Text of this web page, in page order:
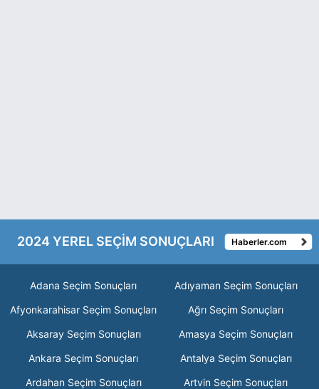
2024 YEREL SEÇİM SONUÇLARI Haberler.com
Adana Seçim Sonuçları
Adıyaman Seçim Sonuçları
Afyonkarahisar Seçim Sonuçları
Ağrı Seçim Sonuçları
Aksaray Seçim Sonuçları
Amasya Seçim Sonuçları
Ankara Seçim Sonuçları
Antalya Seçim Sonuçları
Ardahan Seçim Sonuçları
Artvin Seçim Sonuçları